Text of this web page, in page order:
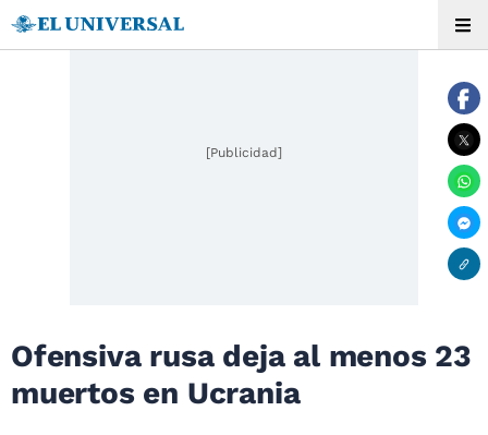
[Publicidad]
Ofensiva rusa deja al menos 23
muertos en Ucrania